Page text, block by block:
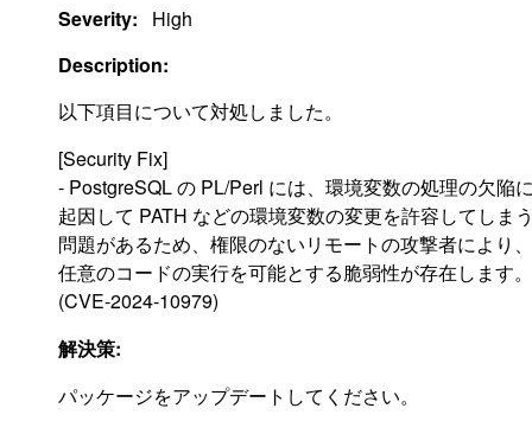
Severity:
High
Description:
以下項目について対処しました。
[Security Fix]
- PostgreSQL の PL/Perl には、環境変数の処理の欠陥
起因して PATH などの環境変数の変更を許容してしま
問題があるため、権限のないリモートの攻撃者により、
任意のコードの実行を可能とする脆弱性が存在します。
(CVE-2024-10979)
解決策:
パッケージをアップデートしてください。